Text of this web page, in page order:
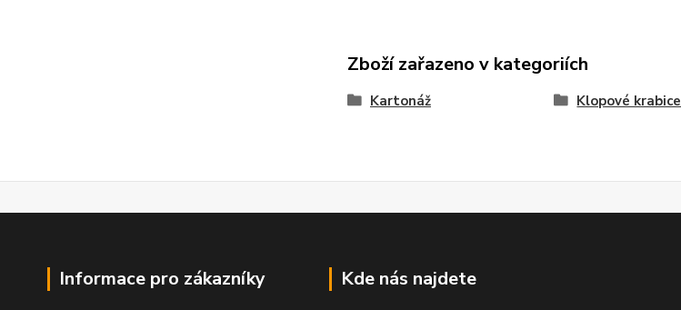
Zboží zařazeno v kategoriích
Kartonáž Klopové krabice
Informace pro zákazníky Kde nás najdete